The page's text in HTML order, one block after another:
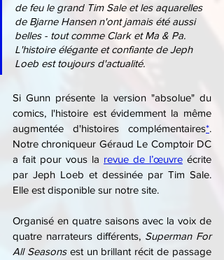
de feu le grand Tim Sale et les aquarelles
de Bjarne Hansen n'ont jamais été aussi
belles - tout comme Clark et Ma & Pa.
L'histoire élégante et confiante de Jeph
Loeb est toujours d'actualité.
Si Gunn présente la version "absolue" du
comics, l'histoire est évidemment la même
augmentée d'histoires complémentaires*.
Notre chroniqueur Géraud Le Comptoir DC
a fait pour vous la revue de l’œuvre écrite
par Jeph Loeb et dessinée par Tim Sale.
Elle est disponible sur notre site.
Organisé en quatre saisons avec la voix de
quatre narrateurs différents, Superman For
All Seasons est un brillant récit de passage